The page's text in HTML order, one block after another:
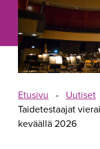
Etusivu - Uutiset
Taidetestaajat
keväällä 2026